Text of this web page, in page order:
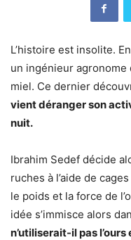
L’histoire est insolite.
un ingénieur
miel. Ce dernier
vient déranger son
nuit.
Ibrahim Sedef décide
ruches à l’aide de
le poids et la force de
idée s’immisce alors
n’utiliserait-il pas